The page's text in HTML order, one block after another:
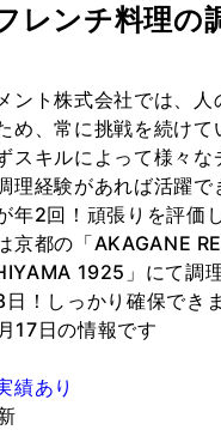
レンチ料理の
ント株式会社では、人
め、常に挑戦を続けて
スキルによって様々な
理経験があれば活躍で
年2回！頑張りを評価
京都の「AKAGANE
1925」にて調
！しっかり確保でき
17日の情報です
績あり